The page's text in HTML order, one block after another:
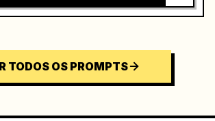
TODOS OS PROMPTS